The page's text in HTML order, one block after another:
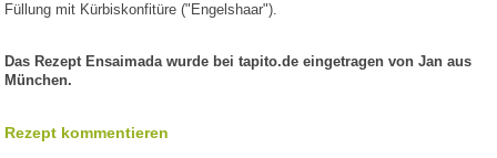
Füllung mit Kürbiskonfitüre ("Engelshaar").
Das Rezept Ensaimada wurde bei tapito.de eingetragen von Jan aus
München.
Rezept kommentieren